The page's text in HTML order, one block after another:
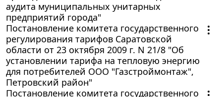
аудита муниципальных унитарных
предприятий города"
Постановление комитета государственного
регулирования тарифов Саратовской
области от 23 октября 2009 г. N 21/8 "Об
установлении тарифа на тепловую энергию
для потребителей ООО "Газстроймонтаж",
Петровский район"
Постановление комитета государственного